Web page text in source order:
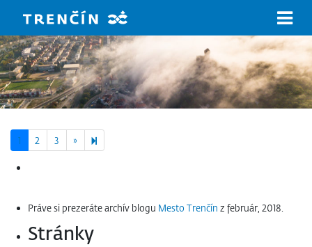
1 2 3 » Next page
5
Práve si prezeráte archív blogu Mesto Trenčín z február, 2018.
Stránky